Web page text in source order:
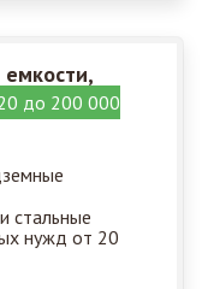
емкости,
до 200 000
стальные
нужд от 20